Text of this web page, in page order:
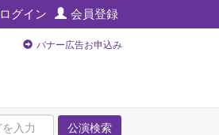
ログイン 会員登録
バナー広告お申込み
公演検索